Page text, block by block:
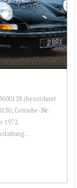
(bezeichnet
Getriebe-Nr:
1972.